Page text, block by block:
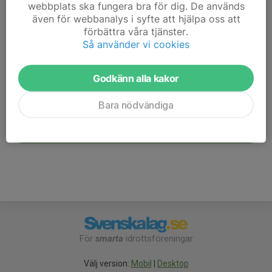
Måndagsgruppen
Pensionärsskyttet
För smarta idrottsföreningar
Välj version: Mobil Desktop
webbplats ska fungera bra för dig. De används
även för webbanalys i syfte att hjälpa oss att
förbättra våra tjänster.
Så använder vi cookies
Godkänn alla kakor
Bara nödvändiga